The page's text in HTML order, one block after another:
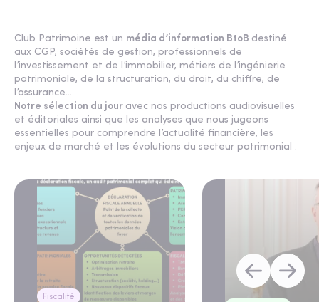
Club Patrimoine est un média d’information BtoB destiné
aux CGP, sociétés de gestion, professionnels de
l’investissement et de l’immobilier, métiers de l’ingénierie
patrimoniale, de la structuration, du droit, du chiffre, de
l’assurance...
Notre sélection du jour avec nos productions audiovisuelles
et éditoriales ainsi que les analyses que nous jugeons
essentielles pour comprendre l’actualité financière, les
enjeux de marché et les évolutions du secteur patrimonial :
Fiscalité